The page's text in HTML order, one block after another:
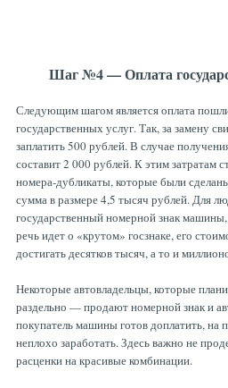
Шаг №4 — Оплата
Следующим шагом является оплата
государственных услуг. Так, за замену
заплатить 500 рублей. В случае
составит 2 000 рублей. К этим затратам
номера-дубликаты, которые были
сумма в размере 4,5 тысяч рублей. Для
государственный номерной знак
речь идет о «крутом» госзнаке, его
достигать десятков тысяч, а то и
Некоторые автовладельцы, которые
раздельно — продают номерной знак и
покупатель машины готов доплатить, на
неплохо заработать. Здесь важно не
расценки на красивые комбинации.